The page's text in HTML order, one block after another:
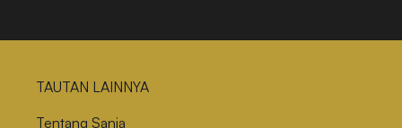
TAUTAN LAINNYA
Tentang Sania